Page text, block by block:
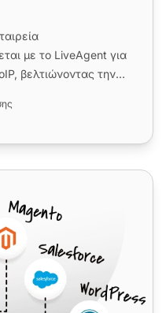
με το LiveAgent για
βελτιώνοντας την